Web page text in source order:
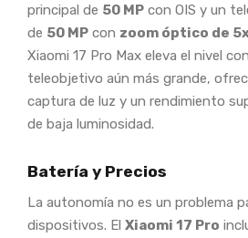
principal de 50 MP con OIS y un
de 50 MP con zoom óptico de
Xiaomi 17 Pro Max eleva el nivel
teleobjetivo aún más grande,
captura de luz y un rendimiento
de baja luminosidad.
Batería y Precios
La autonomía no es un problema
dispositivos. El Xiaomi 17 Pro